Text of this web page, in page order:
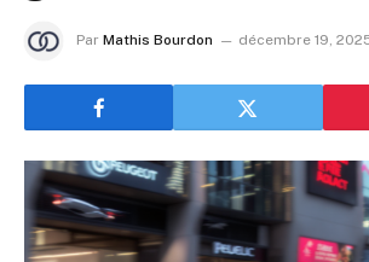
Par Mathis Bourdon décembre 19,